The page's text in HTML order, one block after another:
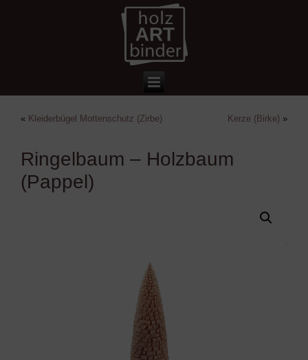
« Kleiderbügel Mottenschutz (Zirbe) Kerze (Birke) »
Ringelbaum – Holzbaum
(Pappel)